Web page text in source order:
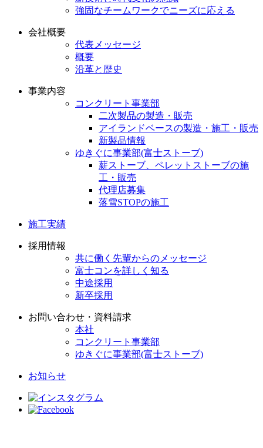
強固なチームワークでニーズに応える
会社概要
代表メッセージ
概要
沿革と歴史
事業内容
コンクリート事業部
二次製品の製造・販売
アイランドベースの製造・施工・販売
新製品情報
ゆきぐに事業部(富士ストーブ)
薪ストーブ、ペレットストーブの施
工・販売
代理店募集
落雪STOPの施工
施工実績
採用情報
共に働く先輩からのメッセージ
富士コンを詳しく知る
中途採用
新卒採用
お問い合わせ・資料請求
本社
コンクリート事業部
ゆきぐに事業部(富士ストーブ)
お知らせ